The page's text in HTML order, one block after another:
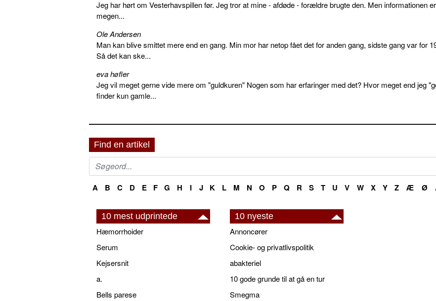
Jeg har hørt om Vesterhavspillen før. Jeg tror at mine - afdøde - forældre brugte den. Men informationen
megen...
Ole Andersen
Man kan blive smittet mere end en gang. Min mor har netop fået det for anden gang, sidste gang var for
Så det kan ske...
eva høfler
Jeg vil meget gerne vide mere om "guldkuren" Nogen som har erfaringer med det? Hvor meget end jeg
finder kun gamle...
Find en artikel
A B C D E F G H I J K L M N O P Q R S T U V W X Y Z Æ Ø
10 mest udprintede
Hæmorrhoider
Serum
Kejsersnit
a.
Bells parese
10 nyeste
Annoncører
Cookie- og privatlivspolitik
abakteriel
10 gode grunde til at gå en tur
Smegma